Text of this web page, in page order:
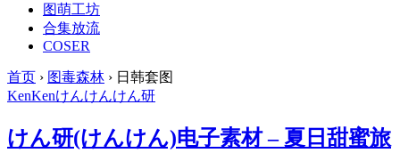
图萌工坊
合集放流
COSER
首页 › 图毒森林 › 日韩套图
KenKenけんけんけん研
けん研(けんけん)电子素材 – 夏日甜蜜旅